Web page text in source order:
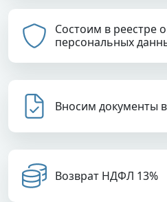
Состоим в реестре
персональных
Вносим документы
Возврат НДФЛ 13%